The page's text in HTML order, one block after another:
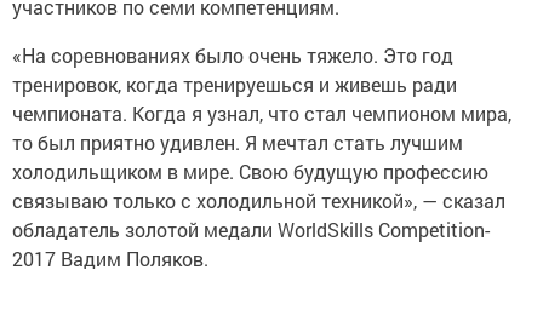
информационных технологий Андрей Дюбанов
удостоены серебряных медалей в компетенции
«Мобильная робототехника».
«Андрей с детства любил конструкторы. К его
увлечению робототехникой в семье отнеслись не
только с пониманием, но и с большим желанием
помочь. Как и любой родитель, победу собственного
ребенка я переживаю больше, чем свою. Когда узнала,
что мой сын завоевал серебряную медаль, то испытала